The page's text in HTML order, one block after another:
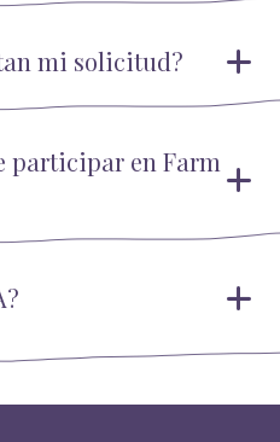
mi solicitud?
participar en Farm